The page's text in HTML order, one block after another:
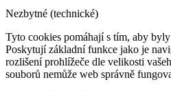
Nezbytné (technické)
Tyto cookies pomáhají s tím, aby
Poskytují základní funkce jako je
rozlišení prohlížeče dle velikosti
souborů nemůže web správně